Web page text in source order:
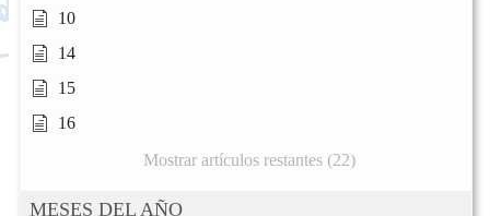
10
14
15
16
Mostrar artículos restantes (22)
MESES DEL AÑO